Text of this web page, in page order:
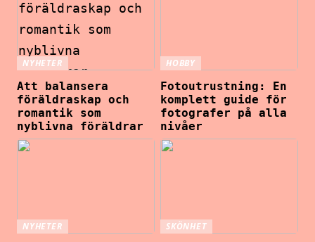
NYHETER
Att balansera
föräldraskap och
romantik som
nyblivna föräldrar
HOBBY
Fotoutrustning: En
komplett guide för
fotografer på alla
nivåer
NYHETER SKÖNHET